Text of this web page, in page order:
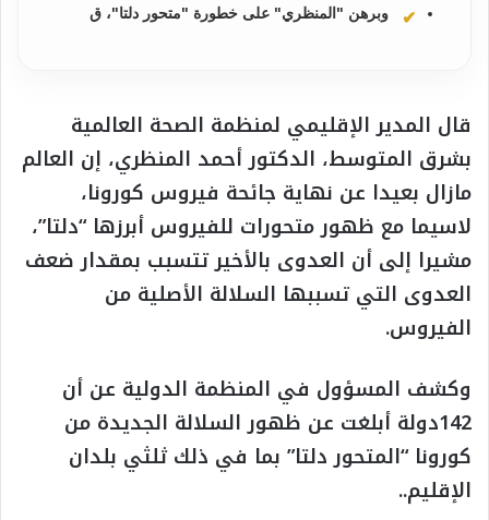
وبرهن "المنظري" على خطورة "متحور دلتا"، ق
قال المدير الإقليمي لمنظمة الصحة العالمية
بشرق المتوسط، الدكتور أحمد المنظري، إن العالم
مازال بعيدا عن نهاية جائحة فيروس كورونا،
لاسيما مع ظهور متحورات للفيروس أبرزها “دلتا”،
مشيرا إلى أن العدوى بالأخير تتسبب بمقدار ضعف
العدوى التي تسببها السلالة الأصلية من
الفيروس.
وكشف المسؤول في المنظمة الدولية عن أن
142دولة أبلغت عن ظهور السلالة الجديدة من
كورونا “المتحور دلتا” بما في ذلك ثلثي بلدان
الإقليم..